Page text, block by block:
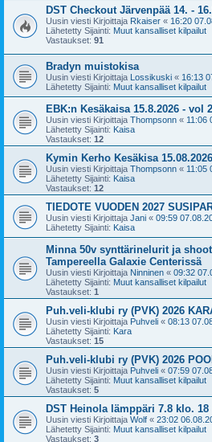
DST Checkout Järvenpää 14. -
Uusin viesti Kirjoittaja Rkaiser « 16:20
Lähetetty Sijainti: Muut kansalliset kilpailut
Vastaukset: 91
Bradyn muistokisa
Uusin viesti Kirjoittaja Lossikuski « 16:13
Lähetetty Sijainti: Muut kansalliset kilpailut
EBK:n Kesäkaisa 15.8.2026 - vol 2
Uusin viesti Kirjoittaja Thompsonn « 11:06
Lähetetty Sijainti: Kaisa
Vastaukset: 12
Kymin Kerho Kesäkisa
Uusin viesti Kirjoittaja Thompsonn « 11:05
Lähetetty Sijainti: Kaisa
Vastaukset: 12
TIEDOTE VUODEN 2027
Uusin viesti Kirjoittaja Jani « 09:59
Lähetetty Sijainti: Kaisa
Minna 50v synttärinelurit ja
Tampereella Galaxie Centerissä
Uusin viesti Kirjoittaja Ninninen « 09:32
Lähetetty Sijainti: Muut kansalliset kilpailut
Vastaukset: 1
Puh.veli-klubi ry (PVK) 2026
Uusin viesti Kirjoittaja Puhveli « 08:13
Lähetetty Sijainti: Kara
Vastaukset: 15
Puh.veli-klubi ry (PVK) 2026
Uusin viesti Kirjoittaja Puhveli « 07:59
Lähetetty Sijainti: Muut kansalliset kilpailut
Vastaukset: 5
DST Heinola lämppäri 7.8 klo. 18
Uusin viesti Kirjoittaja Wolf « 23:02
Lähetetty Sijainti: Muut kansalliset kilpailut
Vastaukset: 3